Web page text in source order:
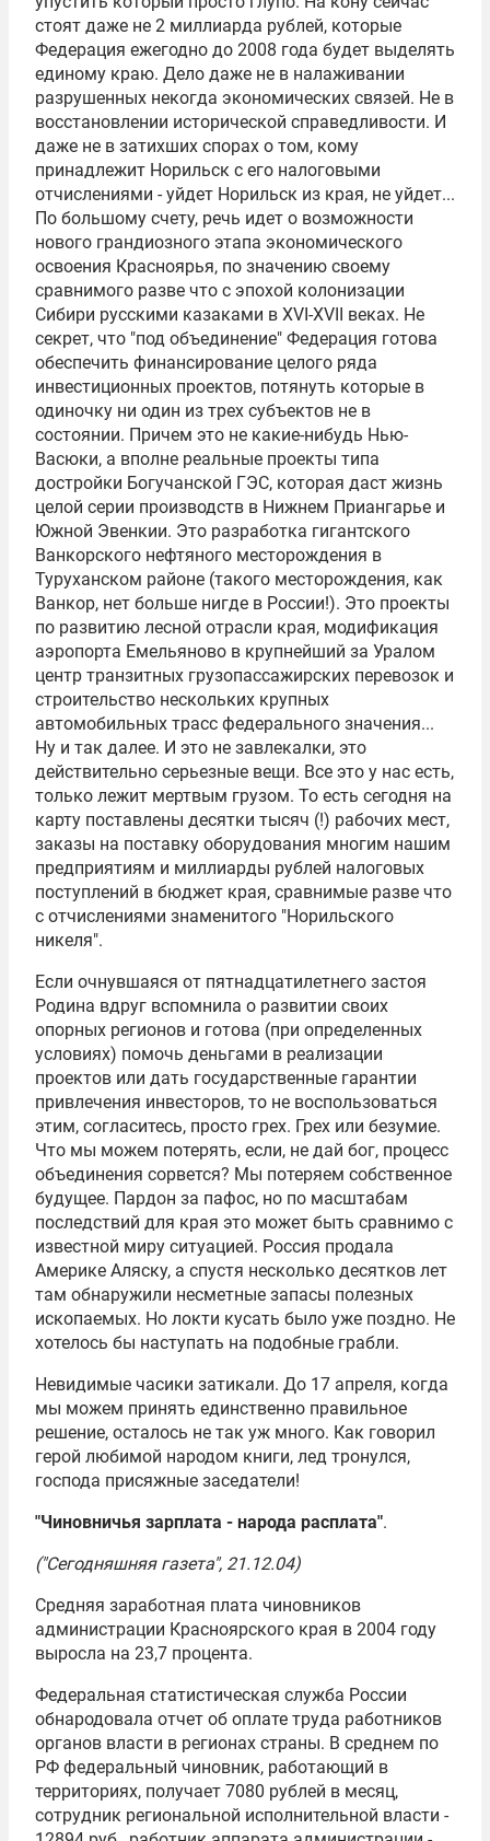
стоят даже не 2 миллиарда рублей, которые
Федерация ежегодно до 2008 года будет выделять
единому краю. Дело даже не в налаживании
разрушенных некогда экономических связей. Не в
восстановлении исторической справедливости. И
даже не в затихших спорах о том, кому
принадлежит Норильск с его налоговыми
отчислениями - уйдет Норильск из края, не уйдет...
По большому счету, речь идет о возможности
нового грандиозного этапа экономического
освоения Красноярья, по значению своему
сравнимого разве что с эпохой колонизации
Сибири русскими казаками в XVI-XVII веках. Не
секрет, что "под объединение" Федерация готова
обеспечить финансирование целого ряда
инвестиционных проектов, потянуть которые в
одиночку ни один из трех субъектов не в
состоянии. Причем это не какие-нибудь Нью-
Васюки, а вполне реальные проекты типа
достройки Богучанской ГЭС, которая даст жизнь
целой серии производств в Нижнем Приангарье и
Южной Эвенкии. Это разработка гигантского
Ванкорского нефтяного месторождения в
Туруханском районе (такого месторождения, как
Ванкор, нет больше нигде в России!). Это проекты
по развитию лесной отрасли края, модификация
аэропорта Емельяново в крупнейший за Уралом
центр транзитных грузопассажирских перевозок и
строительство нескольких крупных
автомобильных трасс федерального значения...
Ну и так далее. И это не завлекалки, это
действительно серьезные вещи. Все это у нас есть,
только лежит мертвым грузом. То есть сегодня на
карту поставлены десятки тысяч (!) рабочих мест,
заказы на поставку оборудования многим нашим
предприятиям и миллиарды рублей налоговых
поступлений в бюджет края, сравнимые разве что
с отчислениями знаменитого "Норильского
никеля".
Если очнувшаяся от пятнадцатилетнего застоя
Родина вдруг вспомнила о развитии своих
опорных регионов и готова (при определенных
условиях) помочь деньгами в реализации
проектов или дать государственные гарантии
привлечения инвесторов, то не воспользоваться
этим, согласитесь, просто грех. Грех или безумие.
Что мы можем потерять, если, не дай бог, процесс
объединения сорвется? Мы потеряем собственное
будущее. Пардон за пафос, но по масштабам
последствий для края это может быть сравнимо с
известной миру ситуацией. Россия продала
Америке Аляску, а спустя несколько десятков лет
там обнаружили несметные запасы полезных
ископаемых. Но локти кусать было уже поздно. Не
хотелось бы наступать на подобные грабли.
Невидимые часики затикали. До 17 апреля, когда
мы можем принять единственно правильное
решение, осталось не так уж много. Как говорил
герой любимой народом книги, лед тронулся,
господа присяжные заседатели!
"Чиновничья зарплата - народа расплата".
("Сегодняшняя газета", 21.12.04)
Средняя заработная плата чиновников
администрации Красноярского края в 2004 году
выросла на 23,7 процента.
Федеральная статистическая служба России
обнародовала отчет об оплате труда работников
органов власти в регионах страны. В среднем по
РФ федеральный чиновник, работающий в
территориях, получает 7080 рублей в месяц,
сотрудник региональной исполнительной власти -